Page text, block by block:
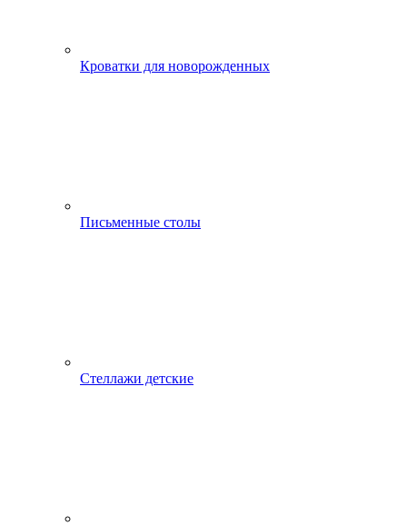
Кроватки для новорожденных
Письменные столы
Стеллажи детские